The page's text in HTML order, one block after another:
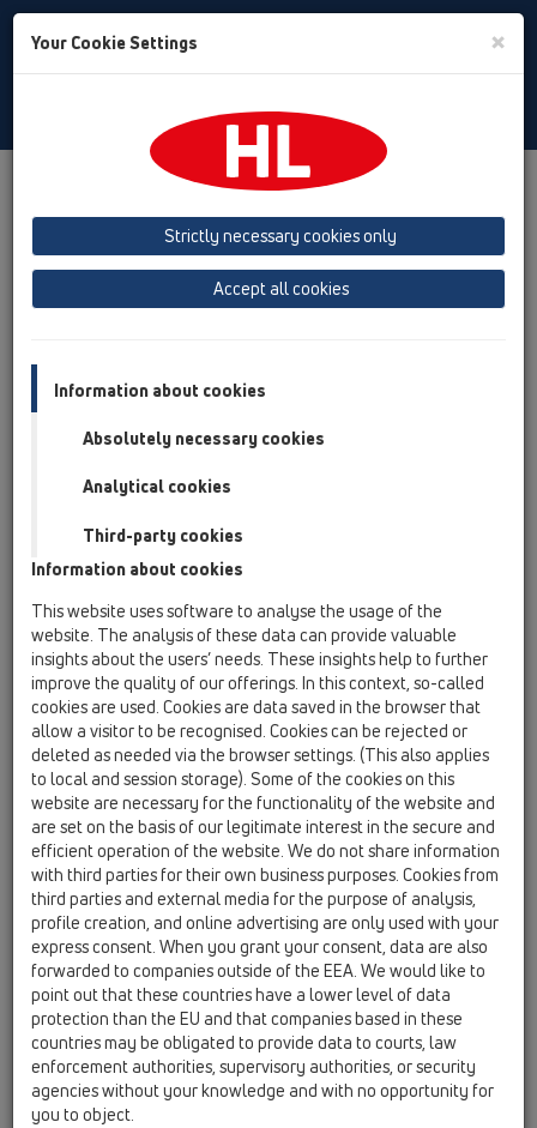
Toggle
Обзор продукта
05 Дизайн-душевые
душевой лоток
Продукты
Установка на плоскости
HL50F HL50F.0/120
Обзор продукта
душевой лоток
Продукты
Установка на плоскости
HL50
HL50F
HL50F.0/120
HL50F.0/120
Душевой лоток для линейного
отведения воды с сифоном
DN50, с материалом для
монтажа, но без решётки.
Длина монтажа 1200 мм
Your Cookie Settings ×
Strictly necessary cookies only
Accept all cookies
Information about cookies
Absolutely necessary cookies
Analytical cookies
Third-party cookies
Information about cookies
This website uses software to analyse the usage of the
website. The analysis of these data can provide valuable
insights about the users’ needs. These insights help to further
improve the quality of our offerings. In this context, so-called
cookies are used. Cookies are data saved in the browser that
allow a visitor to be recognised. Cookies can be rejected or
deleted as needed via the browser settings. (This also applies
to local and session storage). Some of the cookies on this
website are necessary for the functionality of the website and
are set on the basis of our legitimate interest in the secure and
efficient operation of the website. We do not share information
with third parties for their own business purposes. Cookies from
third parties and external media for the purpose of analysis,
profile creation, and online advertising are only used with your
express consent. When you grant your consent, data are also
forwarded to companies outside of the EEA. We would like to
point out that these countries have a lower level of data
protection than the EU and that companies based in these
countries may be obligated to provide data to courts, law
enforcement authorities, supervisory authorities, or security
agencies without your knowledge and with no opportunity for
you to object.